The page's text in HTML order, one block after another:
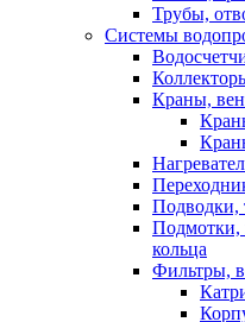
Трубы,
Системы
Краны,
Подводки,
Подмотки,
кольца
Фильтры,